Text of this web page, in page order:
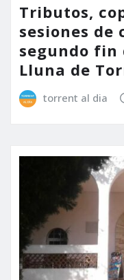
Tributos,
sesiones de
segundo fin
Lluna de
torrent al dia